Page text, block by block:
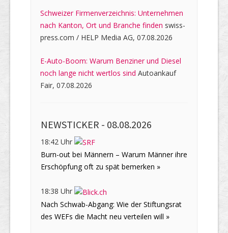
Schweizer Firmenverzeichnis: Unternehmen
nach Kanton, Ort und Branche finden swiss-
press.com / HELP Media AG, 07.08.2026
E-Auto-Boom: Warum Benziner und Diesel
noch lange nicht wertlos sind Autoankauf
Fair, 07.08.2026
NEWSTICKER - 08.08.2026
18:42 Uhr
Burn-out bei Männern – Warum Männer ihre
Erschöpfung oft zu spät bemerken »
18:38 Uhr
Nach Schwab-Abgang: Wie der Stiftungsrat
des WEFs die Macht neu verteilen will »